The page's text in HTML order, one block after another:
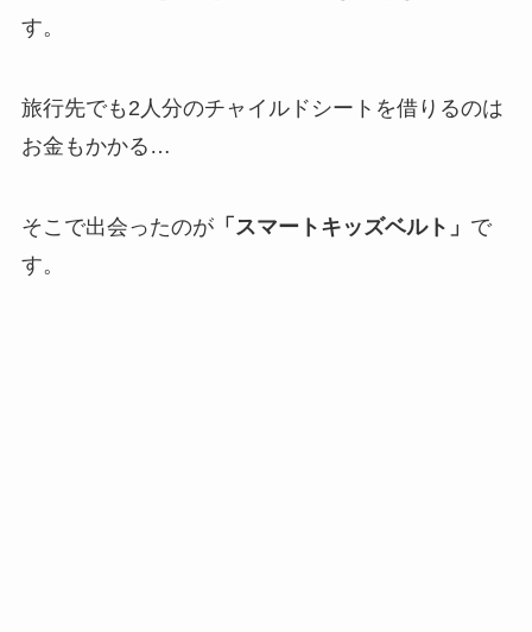
す。
旅行先でも2人分のチャイルドシートを借りるのは
お金もかかる…
そこで出会ったのが「スマートキッズベルト」 で
す。